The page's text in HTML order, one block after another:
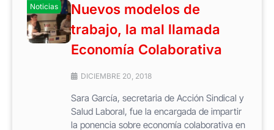
Noticias
Nuevos modelos de
trabajo, la mal llamada
Economía Colaborativa
DICIEMBRE 20, 2018
Sara García, secretaria de Acción Sindical y
Salud Laboral, fue la encargada de impartir
la ponencia sobre economía colaborativa en